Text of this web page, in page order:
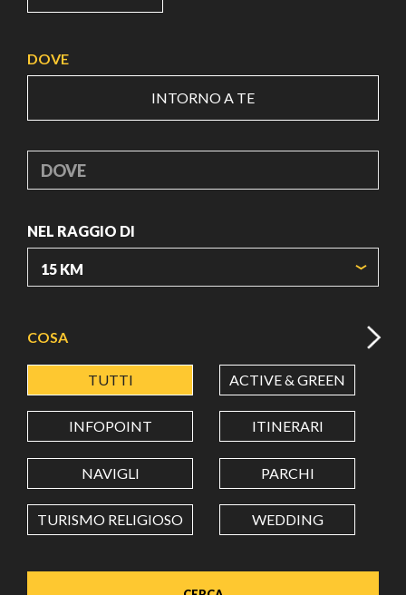
DOVE
INTORNO A TE
DOVE
NEL RAGGIO DI
LATITUDINE
LONGITUDINE
Value in decimal degrees. Use dot (.) as decimal separator.
COSA
TUTTI ACTIVE & GREEN
INFOPOINT ITINERARI
NAVIGLI PARCHI
TURISMO RELIGIOSO WEDDING